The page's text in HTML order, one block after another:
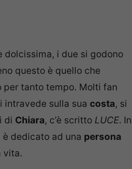
dolcissima, i due si godono
questo è quello che
per tanto tempo. Molti fan
intravede sulla sua costa, si
di Chiara, c’è scritto LUCE. In
è dedicato ad una persona
vita.